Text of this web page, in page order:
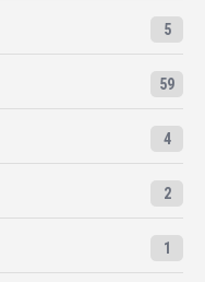
5
59
4
2
1